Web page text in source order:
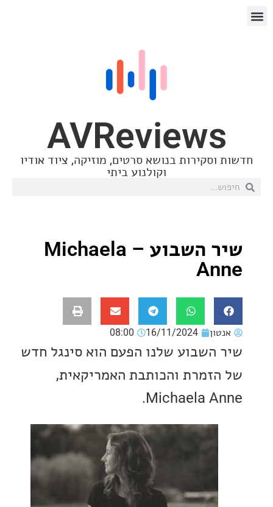
בנושא סרטים, מוזיקה, ציוד אודיו
וקולנוע ביתי
שיר השבוע – Michaela
16/11/2024
08:00
שלנו הפעם הוא סינגל חדש
והכותבת האמריקאית,
Michaela